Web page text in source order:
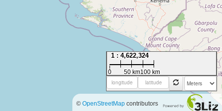
1 : 4,622,324
0 50 km100 km
© OpenStreetMap contributors